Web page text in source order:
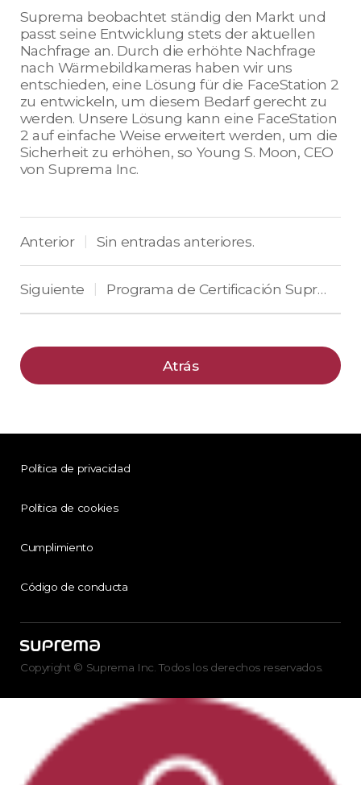
Suprema beobachtet ständig den Markt und
passt seine Entwicklung stets der aktuellen
Nachfrage an. Durch die erhöhte Nachfrage
nach Wärmebildkameras haben wir uns
entschieden, eine Lösung für die FaceStation 2
zu entwickeln, um diesem Bedarf gerecht zu
werden. Unsere Lösung kann eine FaceStation
2 auf einfache Weise erweitert werden, um die
Sicherheit zu erhöhen, so Young S. Moon, CEO
von Suprema Inc.
Anterior Sin entradas anteriores.
Siguiente Programa de Certificación Suprema
Atrás
Política de privacidad
Política de cookies
Cumplimiento
Código de conducta
Copyright © Suprema Inc. Todos los derechos reservados.